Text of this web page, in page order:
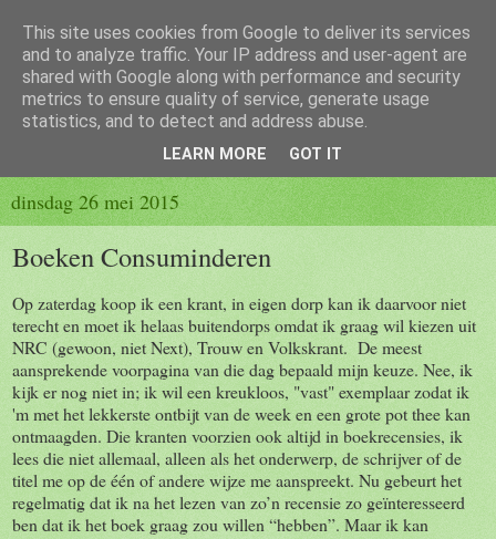
Hondje(s) van de bakker
Op deze website schrijven de hondjes van de bakker hun avonturen.
Neem niet alles even serieus! Het leven is een lachertje, toch?
dinsdag 26 mei 2015
Boeken Consuminderen
Op zaterdag koop ik een krant, in eigen dorp kan ik daarvoor niet
terecht en moet ik helaas buitendorps omdat ik graag wil kiezen uit
NRC (gewoon, niet Next), Trouw en Volkskrant. De meest
aansprekende voorpagina van die dag bepaald mijn keuze. Nee, ik
kijk er nog niet in; ik wil een kreukloos, "vast" exemplaar zodat ik
'm met het lekkerste ontbijt van de week en een grote pot thee kan
ontmaagden. Die kranten voorzien ook altijd in boekrecensies, ik
lees die niet allemaal, alleen als het onderwerp, de schrijver of de
titel me op de één of andere wijze me aanspreekt. Nu gebeurt het
regelmatig dat ik na het lezen van zo’n recensie zo geïnteresseerd
ben dat ik het boek graag zou willen “hebben”. Maar ik kan
This site uses cookies from Google to deliver its services
and to analyze traffic. Your IP address and user-agent are
shared with Google along with performance and security
metrics to ensure quality of service, generate usage
statistics, and to detect and address abuse.
LEARN MORE GOT IT